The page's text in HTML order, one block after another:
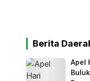
Berita
Apel